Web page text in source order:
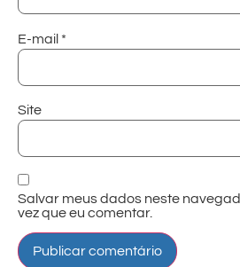
E-mail *
Site
Salvar meus dados neste
vez que eu comentar.